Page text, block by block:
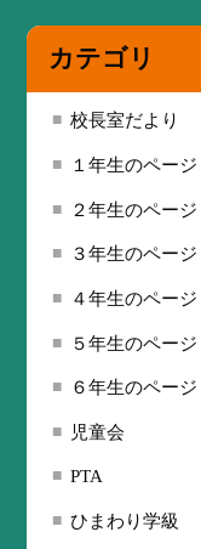
カテゴリ
校長室だより
１年生のページ
２年生のページ
３年生のページ
４年生のページ
５年生のページ
６年生のページ
児童会
PTA
ひまわり学級